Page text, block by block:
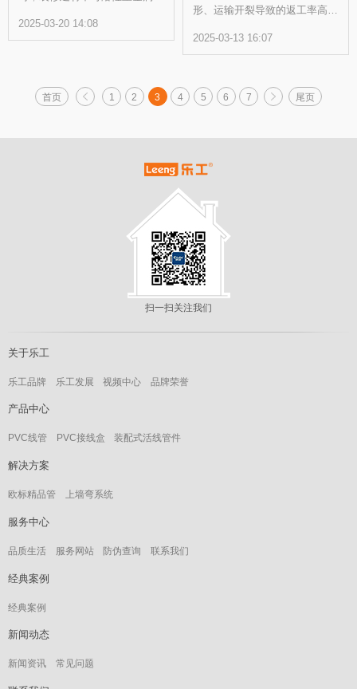
迫管线，劣质管材可能5-10年就
老化脆裂。
而传统线管往往仅检测铅含量，
2025-03-20 14:08
形、运输开裂导致的返工率高达
于“厚度不足”，陷入“加厚即安
在冲击下脆性开裂，而真正决定
2025-03-13 16:07
首页 1 2 3 4 5 6 7 尾页
扫一扫关注我们
关于乐工
乐工品牌 乐工发展 视频中心 品牌荣誉
产品中心
PVC线管 PVC接线盒 装配式活线管件
解决方案
欧标精品管 上墙弯系统
服务中心
品质生活 服务网站 防伪查询 联系我们
经典案例
经典案例
新闻动态
新闻资讯 常见问题